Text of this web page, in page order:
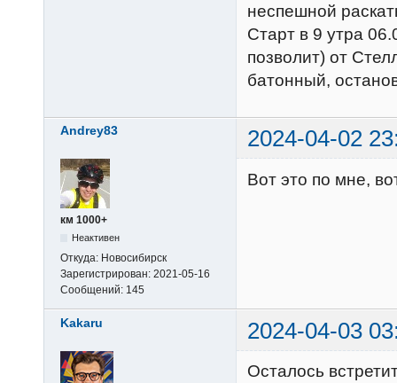
неспешной
Старт в 9 утра
позволит) от
батонный,
Andrey83 2024-04-02
км 1000+
Неактивен
Откуда: Новосибирск
Зарегистрирован: 2021-05-16
Сообщений: 145
Вот это по мне,
Kakaru 2024-04-03
Осталось